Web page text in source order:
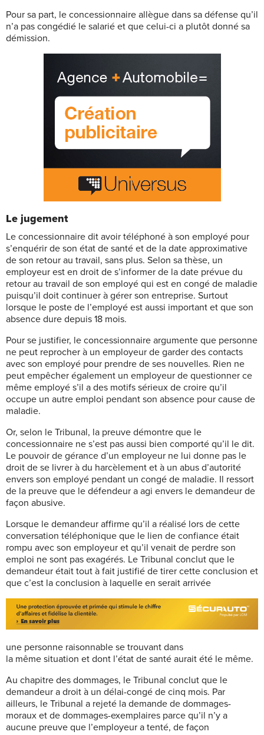
Pour sa part, le concessionnaire allègue dans sa défense qu’il
n’a pas congédié le salarié et que celui-ci a plutôt donné sa
démission.
Le jugement
Le concessionnaire dit avoir téléphoné à son employé pour
s’enquérir de son état de santé et de la date approximative
de son retour au travail, sans plus. Selon sa thèse, un
employeur est en droit de s’informer de la date prévue du
retour au travail de son employé qui est en congé de maladie
puisqu’il doit continuer à gérer son entreprise. Surtout
lorsque le poste de l’employé est aussi important et que son
absence dure depuis 18 mois.
Pour se justifier, le concessionnaire argumente que personne
ne peut reprocher à un employeur de garder des contacts
avec son employé pour prendre de ses nouvelles. Rien ne
peut empêcher également un employeur de questionner ce
même employé s’il a des motifs sérieux de croire qu’il
occupe un autre emploi pendant son absence pour cause de
maladie.
Or, selon le Tribunal, la preuve démontre que le
concessionnaire ne s’est pas aussi bien comporté qu’il le dit.
Le pouvoir de gérance d’un employeur ne lui donne pas le
droit de se livrer à du harcèlement et à un abus d’autorité
envers son employé pendant un congé de maladie. Il ressort
de la preuve que le défendeur a agi envers le demandeur de
façon abusive.
Lorsque le demandeur affirme qu’il a réalisé lors de cette
conversation téléphonique que le lien de confiance était
rompu avec son employeur et qu’il venait de perdre son
emploi ne sont pas exagérés. Le Tribunal conclut que le
demandeur était tout à fait justifié de tirer cette conclusion et
que c’est la conclusion à laquelle en serait arrivée
une personne raisonnable se trouvant dans
la même situation et dont l’état de santé aurait été le même.
Au chapitre des dommages, le Tribunal conclut que le
demandeur a droit à un délai-congé de cinq mois. Par
ailleurs, le Tribunal a rejeté la demande de dommages-
moraux et de dommages-exemplaires parce qu’il n’y a
aucune preuve que l’employeur a tenté, de façon